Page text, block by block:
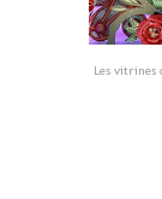
Les vitrines